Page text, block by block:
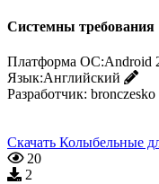
Системны требования
Платформа ОС:Android
Язык:Английский
Разработчик: bronczesko
Скачать Колыбельные
20
2